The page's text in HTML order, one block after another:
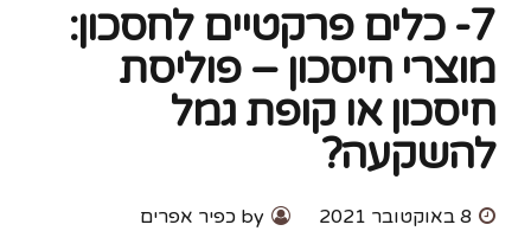
7- כלים פרקטיים לחסכון:
מוצרי חיסכון – פוליסת
חיסכון או קופת גמל
להשקעה?
8 באוקטובר 2021 by כפיר אפרים